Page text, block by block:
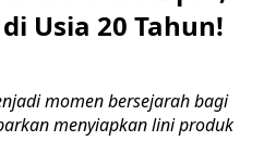
Usia 20 Tahun!
momen bersejarah bagi
menyiapkan lini produk